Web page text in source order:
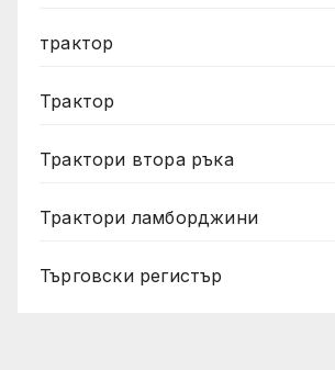
трактор
Трактор
Трактори втора ръка
Трактори ламборджини
Търговски регистър